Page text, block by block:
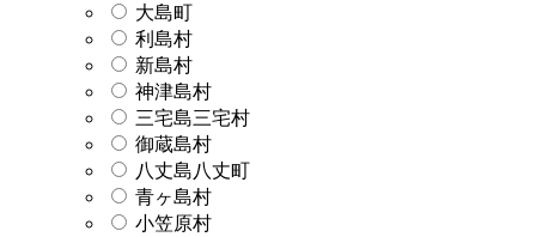
大島町
利島村
新島村
神津島村
三宅島三宅村
御蔵島村
八丈島八丈町
青ヶ島村
小笠原村